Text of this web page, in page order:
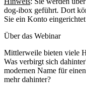
dog-ibox geführt. Dort
Sie ein Konto
Über das Webinar
Mittlerweile bieten viele
Was verbirgt sich
modernen Name für
mehr dahinter?